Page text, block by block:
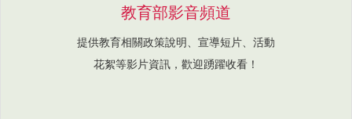
教育部影音頻道
提供教育相關政策說明、宣導短片、活動
花絮等影片資訊，歡迎踴躍收看！